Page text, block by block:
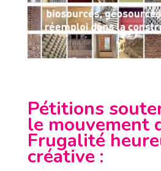
Pétitions
le mouvement
Frugalité
créative :